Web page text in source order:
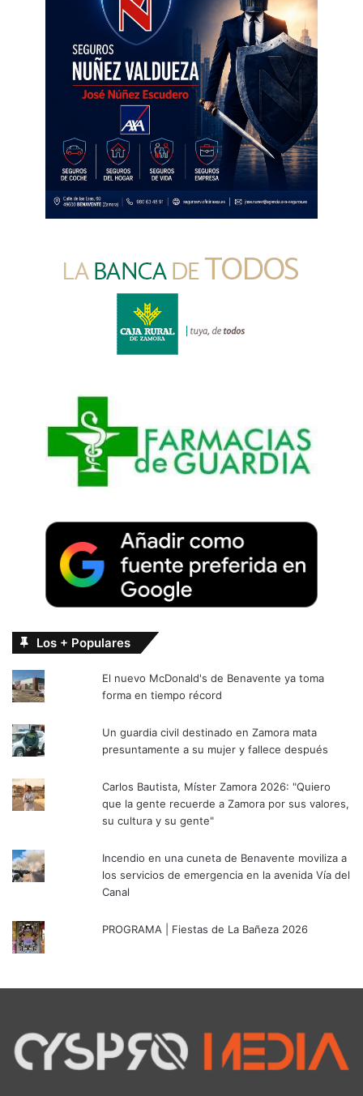
Los + Populares
El nuevo McDonald's de Benavente ya toma
forma en tiempo récord
Un guardia civil destinado en Zamora mata
presuntamente a su mujer y fallece después
Carlos Bautista, Míster Zamora 2026: "Quiero
que la gente recuerde a Zamora por sus valores,
su cultura y su gente"
Incendio en una cuneta de Benavente moviliza a
los servicios de emergencia en la avenida Vía del
Canal
PROGRAMA | Fiestas de La Bañeza 2026